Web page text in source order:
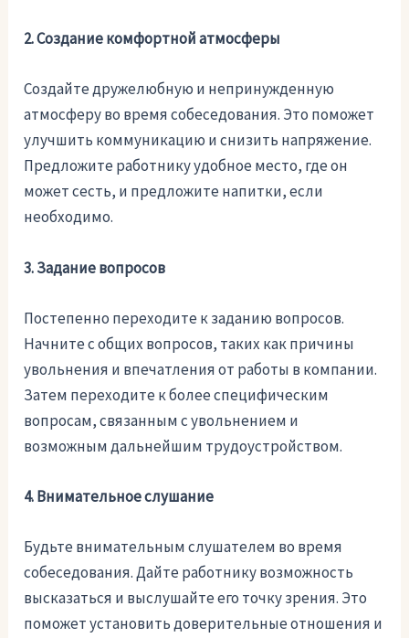
2. Создание комфортной атмосферы
Создайте дружелюбную и непринужденную
атмосферу во время собеседования. Это поможет
улучшить коммуникацию и снизить напряжение.
Предложите работнику удобное место, где он
может сесть, и предложите напитки, если
необходимо.
3. Задание вопросов
Постепенно переходите к заданию вопросов.
Начните с общих вопросов, таких как причины
увольнения и впечатления от работы в компании.
Затем переходите к более специфическим
вопросам, связанным с увольнением и
возможным дальнейшим трудоустройством.
4. Внимательное слушание
Будьте внимательным слушателем во время
собеседования. Дайте работнику возможность
высказаться и выслушайте его точку зрения. Это
поможет установить доверительные отношения и